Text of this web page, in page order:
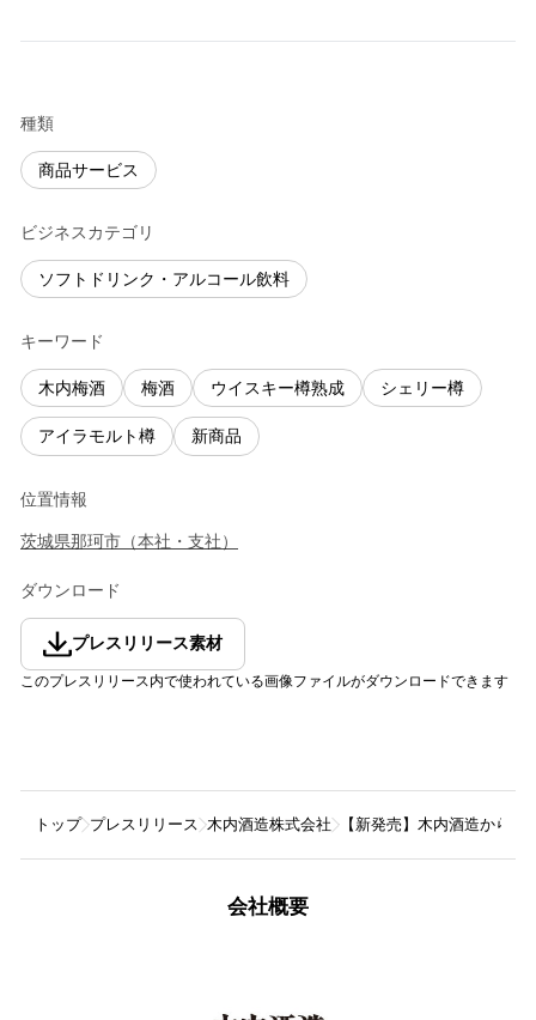
種類
商品サービス
ビジネスカテゴリ
ソフトドリンク・アルコール飲料
キーワード
木内梅酒 梅酒 ウイスキー樽熟成 シェリー樽
アイラモルト樽 新商品
位置情報
茨城県那珂市 （本社・支社 ）
ダウンロード
プレスリリース素材
このプレスリリース内で使われている画像ファイルがダウンロードできます
トップ プレスリリース 木内酒造株式会社 【新発売】木内酒造から
会社概要